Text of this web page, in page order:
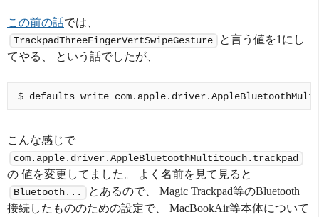
この前の話では、
TrackpadThreeFingerVertSwipeGesture
と言う値を1にし
てやる、 という話でしたが、
こんな感じで
com.apple.driver.AppleBluetoothMultitouch.trackpad
の 値を変更してました。 よく名前を見て見ると
Bluetooth...
とあるので、 Magic Trackpad等のBluetooth
接続したもののための設定で、 MacBookAir等本体について